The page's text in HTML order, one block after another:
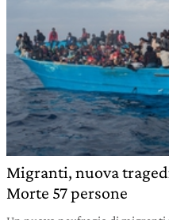
Migranti, nuova
Morte 57 persone